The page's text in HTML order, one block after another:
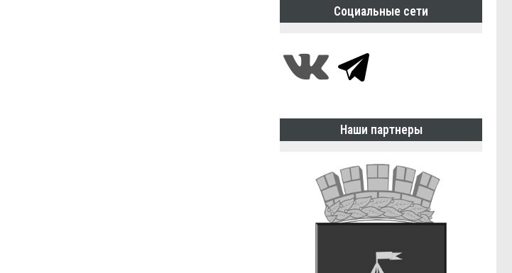
Социальные сети
Наши партнеры